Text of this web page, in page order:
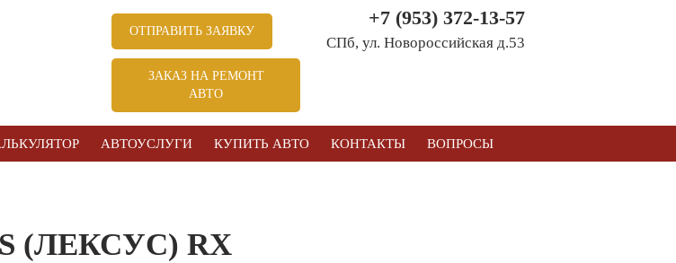
+7 (953) 372-13-57
СПб, ул. Новоросcийская д.53
ОТПРАВИТЬ ЗАЯВКУ
ЗАКАЗ НА РЕМОНТ
АВТО
АВТОУСЛУГИ КУПИТЬ АВТО КОНТАКТЫ ВОПРОСЫ
(ЛЕКСУС) RX